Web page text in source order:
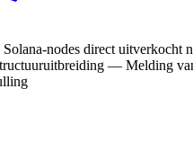
nodes direct uitverkocht
— Melding